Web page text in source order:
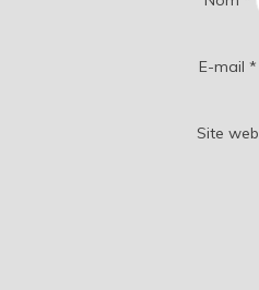
E-mail *
Site web